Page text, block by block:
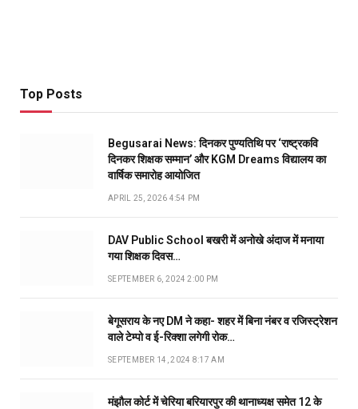
Top Posts
Begusarai News: दिनकर पुण्यतिथि पर ‘राष्ट्रकवि
दिनकर शिक्षक सम्मान’ और KGM Dreams विद्यालय का
वार्षिक समारोह आयोजित
APRIL 25, 2026 4:54 PM
DAV Public School बखरी में अनोखे अंदाज में मनाया
गया शिक्षक दिवस…
SEPTEMBER 6, 2024 2:00 PM
बेगूसराय के नए DM ने कहा- शहर में बिना नंबर व रजिस्ट्रेशन
वाले टेम्पो व ई-रिक्शा लगेगी रोक…
SEPTEMBER 14, 2024 8:17 AM
मंझौल कोर्ट में चेरिया बरियारपुर की थानाध्यक्ष समेत 12 के